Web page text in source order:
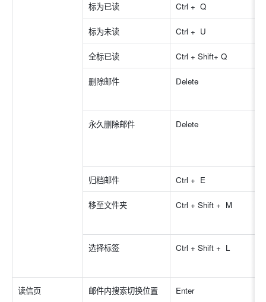
标为已读 Ctrl +  Q
标为未读 Ctrl +  U
全标已读 Ctrl + Shift+ Q
删除邮件 Delete
永久删除邮件 Delete
归档邮件 Ctrl +  E
移至文件夹 Ctrl + Shift +  M
选择标签 Ctrl + Shift +  L
读信页 邮件内搜索切换位置 Enter